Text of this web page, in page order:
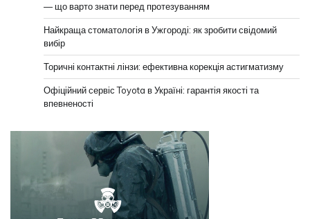
— що варто знати перед протезуванням
Найкраща стоматологія в Ужгороді: як зробити свідомий
вибір
Торичні контактні лінзи: ефективна корекція астигматизму
Офіційний сервіс Toyota в Україні: гарантія якості та
впевненості